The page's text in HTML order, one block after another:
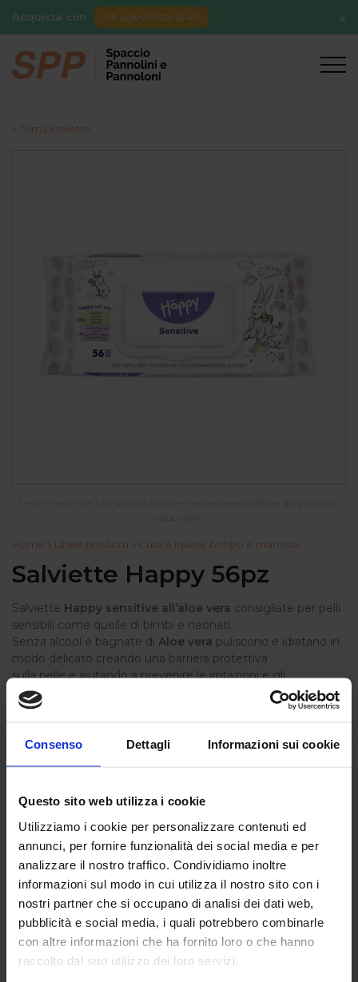
Consenso Dettagli Informazioni sui cookie
Questo sito web utilizza i cookie
Utilizziamo i cookie per personalizzare contenuti ed
annunci, per fornire funzionalità dei social media e per
analizzare il nostro traffico. Condividiamo inoltre
informazioni sul modo in cui utilizza il nostro sito con i
nostri partner che si occupano di analisi dei dati web,
pubblicità e social media, i quali potrebbero combinarle
con altre informazioni che ha fornito loro o che hanno
raccolto dal suo utilizzo dei loro servizi.
Acquista con IVA agevolata al 4% X
« Torna indietro
Home » Linee prodotti » Cura e igiene bimbo e mamma
Salviette Happy 56pz
Salviette Happy sensitive all’aloe vera consigliate per pelli
sensibili come quelle di bimbi e neonati.
Senza alcool e bagnate di Aloe vera puliscono e idratano in
modo delicato creando una barriera protettiva
sulla pelle e aiutando a prevenire le irritazioni e gli
arrossamenti.
5.5, senza profumi e senza parabeni.
2,50 €
Quantità disponibile 23 pz.
Quantità:
Aggiungi al carrello